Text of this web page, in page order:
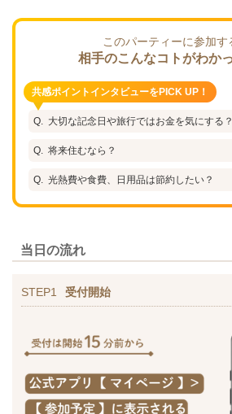
このパーティーに参加す
相手のこんなコトがわか
共感ポイントインタビューをPICK UP！
大切な記念日や旅行ではお金を気にする？
将来住むなら？
光熱費や食費、日用品は節約したい？
当日の流れ
STEP1 受付開始